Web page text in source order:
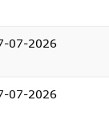
07-2026
07-2026